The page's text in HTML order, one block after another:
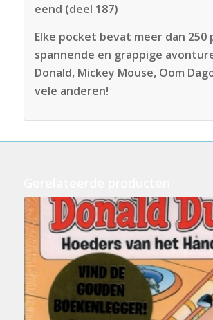
eend (deel 187)
Elke pocket bevat meer dan 250
spannende en grappige
Donald, Mickey Mouse, Oom
vele anderen!